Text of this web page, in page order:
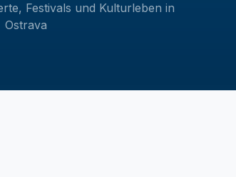
Festivals und Kulturleben in
Ostrava